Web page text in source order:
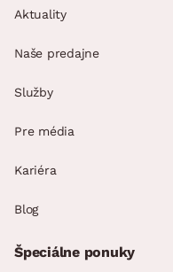
Aktuality
Naše predajne
Služby
Pre média
Kariéra
Blog
Špeciálne ponuky